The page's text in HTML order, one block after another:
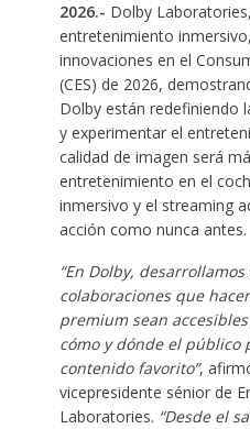
2026.- Dolby
entretenimiento
innovaciones en el
(CES) de 2026,
Dolby están redefiniendo
y experimentar el
calidad de imagen será
entretenimiento en el
inmersivo y el streaming
acción como nunca antes.
“En Dolby,
colaboraciones que
premium sean
cómo y dónde el
contenido favorito”,
vicepresidente sénior de
Laboratories. “Desde el